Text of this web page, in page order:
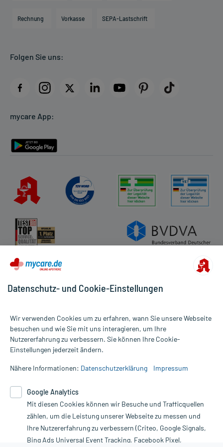
Direktabrechnung PKV
AGB
Datenschutz
Rückgabe/Widerruf
Rechnung Vorkasse SEPA-Lastschrift
Folgen Sie uns:
mycare App:
Alle Preise gelten inkl. MwSt., ggf. zzgl. Versandkosten
Informationen auf dieser Website werden ausschließlich für
die Untersuchung und Behandlung durch einen Arzt. Bitte
Therapien eingeleitet werden können. | Diese Webseite benutzt
Google Analytics. Lesen Sie bitte dazu die wichtigen Hinweise in
unserer Datenschutzerklärung. Für den Widerruf einer Bestellung
nutzen Sie das Formular:
Datenschutz- und Cookie-Einstellungen
Wir verwenden Cookies um zu erfahren, wann Sie unsere Webseite
besuchen und wie Sie mit uns interagieren, um Ihre
Nutzererfahrung zu verbessern. Sie können Ihre Cookie-
Einstellungen jederzeit ändern.
Nähere Informationen: Datenschutzerklärung Impressum
Google Analytics
Mit diesen Cookies können wir Besuche und Trafficquellen
zählen, um die Leistung unserer Webseite zu messen und
Ihre Nutzererfahrung zu verbessern (Criteo, Google Signals,
Bing Ads Universal Event Tracking, Facebook Pixel,